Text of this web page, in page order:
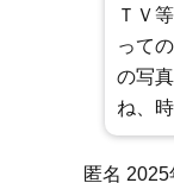
ＴＶ
って
の写
ね、
匿名 2025